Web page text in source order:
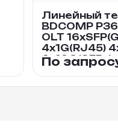
Линейный
BDCOMP
OLT
4x1G(RJ45)
6x10G(SFP+)
По